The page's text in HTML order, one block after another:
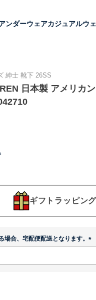
ンダーウェアカジュアルウ
紳士 靴下 26SS
日本製 アメリカ
ギフトラッピン
場合、宅配便配送となります。